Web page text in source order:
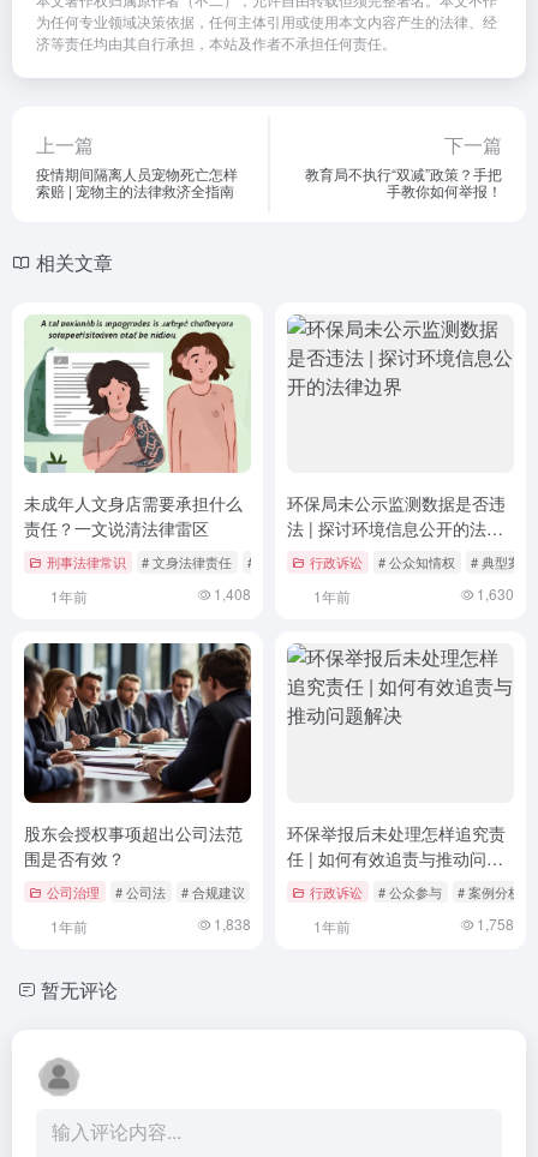
为任何专业领域决策依据，任何主体引用或使用本文内容产生的法律、经
济等责任均由其自行承担，本站及作者不承担任何责任。
上一篇
疫情期间隔离人员宠物死亡怎样
索赔 | 宠物主的法律救济全指南
下一篇
教育局不执行“双减”政策？手把
手教你如何举报！
相关文章
未成年人文身店需要承担什么
责任？一文说清法律雷区
刑事法律常识 # 文身法律责任 # 未成年保护法 # 民事赔偿案例
1年前 1,408
环保局未公示监测数据是否违
法 | 探讨环境信息公开的法律
边界行政诉讼 # 公众知情权 # 典型案例
1年前 1,630
股东会授权事项超出公司法范
围是否有效？
公司治理 # 公司法 # 合规建议 # 授权事项
1年前 1,838
环保举报后未处理怎样追究责
任 | 如何有效追责与推动问题
解决行政诉讼 # 公众参与 # 案例分析
1年前 1,758
暂无评论